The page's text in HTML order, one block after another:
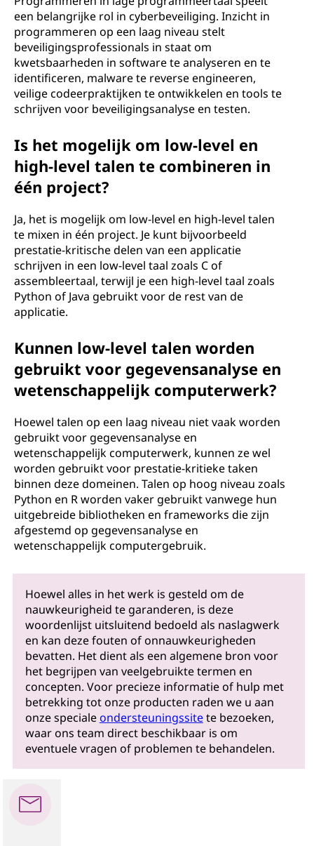
een belangrijke rol in cyberbeveiliging. Inzicht in
programmeren op een laag niveau stelt
beveiligingsprofessionals in staat om
kwetsbaarheden in software te analyseren en te
identificeren, malware te reverse engineeren,
veilige codeerpraktijken te ontwikkelen en tools te
schrijven voor beveiligingsanalyse en testen.
Is het mogelijk om low-level en
high-level talen te combineren in
één project?
Ja, het is mogelijk om low-level en high-level talen
te mixen in één project. Je kunt bijvoorbeeld
prestatie-kritische delen van een applicatie
schrijven in een low-level taal zoals C of
assembleertaal, terwijl je een high-level taal zoals
Python of Java gebruikt voor de rest van de
applicatie.
Kunnen low-level talen worden
gebruikt voor gegevensanalyse en
wetenschappelijk computerwerk?
Hoewel talen op een laag niveau niet vaak worden
gebruikt voor gegevensanalyse en
wetenschappelijk computerwerk, kunnen ze wel
worden gebruikt voor prestatie-kritieke taken
binnen deze domeinen. Talen op hoog niveau zoals
Python en R worden vaker gebruikt vanwege hun
uitgebreide bibliotheken en frameworks die zijn
afgestemd op gegevensanalyse en
wetenschappelijk computergebruik.
Hoewel alles in het werk is gesteld om de
nauwkeurigheid te garanderen, is deze
woordenlijst uitsluitend bedoeld als naslagwerk
en kan deze fouten of onnauwkeurigheden
bevatten. Het dient als een algemene bron voor
het begrijpen van veelgebruikte termen en
concepten. Voor precieze informatie of hulp met
betrekking tot onze producten raden we u aan
onze specialeondersteuningssitete bezoeken,
waar ons team direct beschikbaar is om
eventuele vragen of problemen te behandelen.